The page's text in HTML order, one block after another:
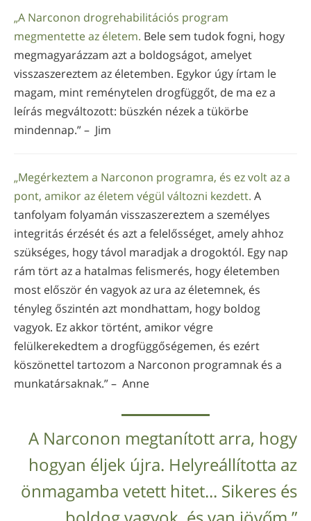
„A Narconon drogrehabilitációs program
megmentette az életem. Bele sem tudok fogni, hogy
megmagyarázzam azt a boldogságot, amelyet
visszaszereztem az életemben. Egykor úgy írtam le
magam, mint reménytelen drogfüggőt, de ma ez a
leírás megváltozott: büszkén nézek a tükörbe
mindennap.” – Jim
„Megérkeztem a Narconon programra, és ez volt az a
pont, amikor az életem végül változni kezdett. A
tanfolyam folyamán visszaszereztem a személyes
integritás érzését és azt a felelősséget, amely ahhoz
szükséges, hogy távol maradjak a drogoktól. Egy nap
rám tört az a hatalmas felismerés, hogy életemben
most először én vagyok az ura az életemnek, és
tényleg őszintén azt mondhattam, hogy boldog
vagyok. Ez akkor történt, amikor végre
felülkerekedtem a drogfüggőségemen, és ezért
köszönettel tartozom a Narconon programnak és a
munkatársaknak.” – Anne
A Narconon megtanított arra, hogy
hogyan éljek újra. Helyreállította az
önmagamba vetett hitet... Sikeres és